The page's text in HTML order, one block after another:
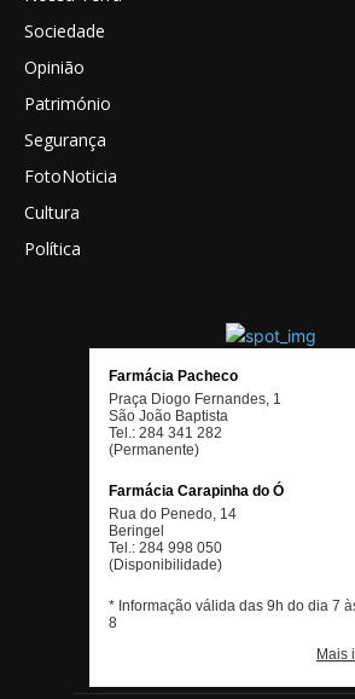
Sociedade
Opinião
Património
Segurança
FotoNoticia
Cultura
Política